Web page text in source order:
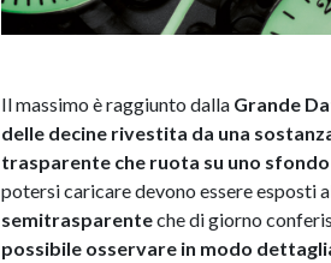
Il massimo è raggiunto dalla Grande
delle decine rivestita da una
trasparente che ruota su uno
potersi caricare devono essere esposti
semitrasparenteche di giorno
possibile osservare in modo